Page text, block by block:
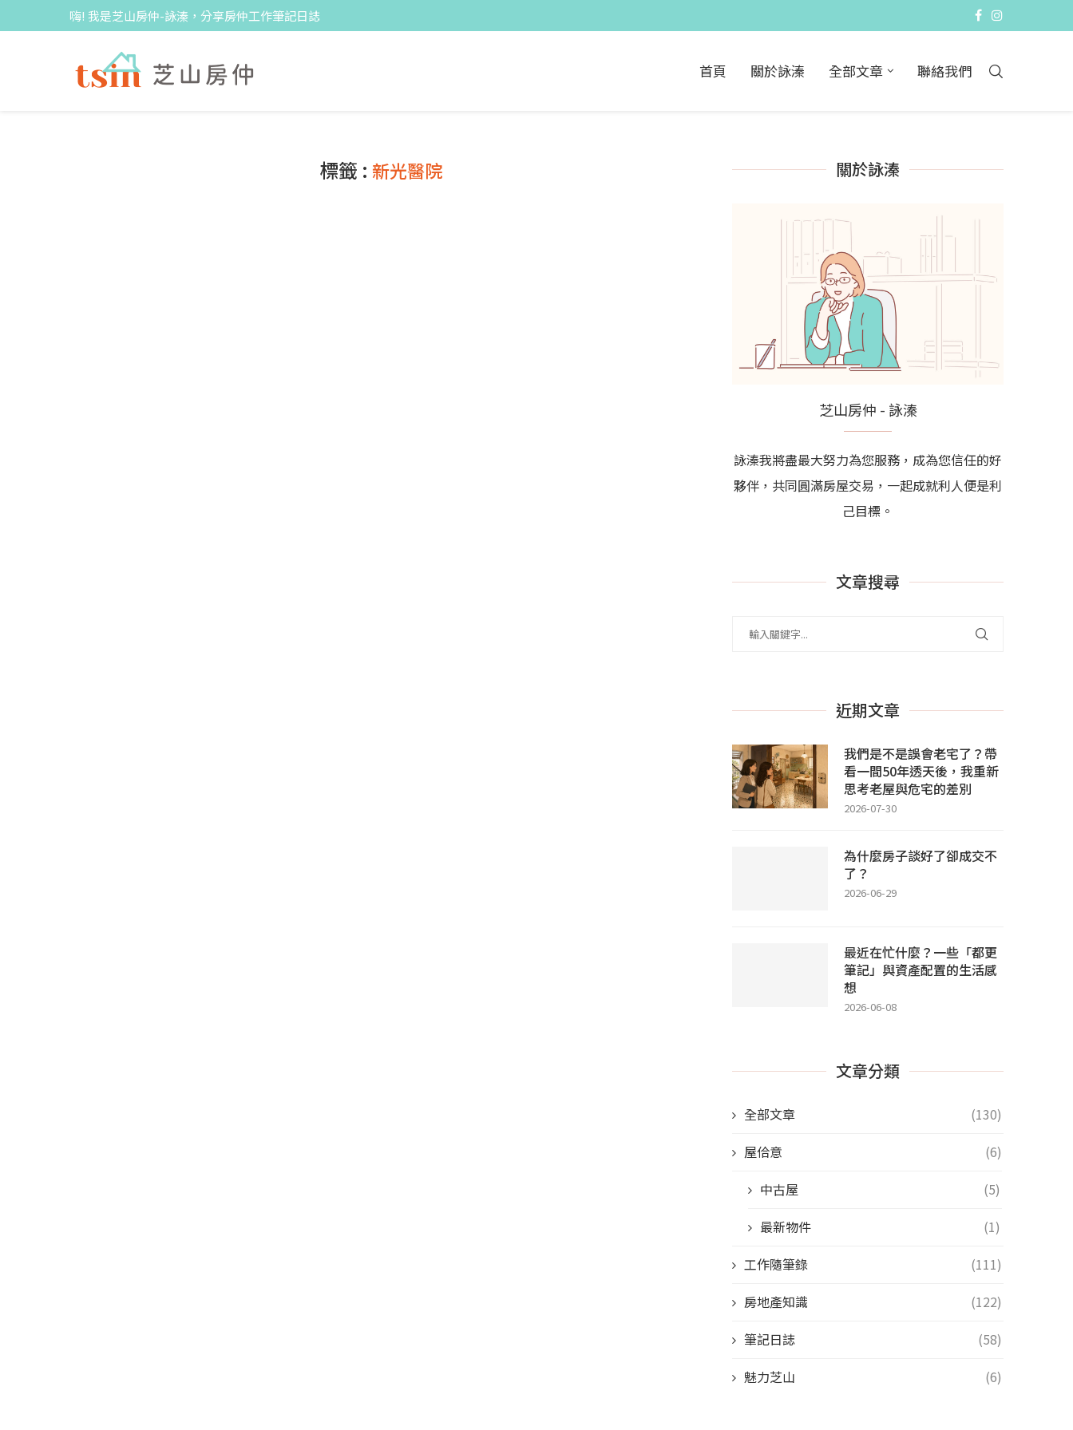
嗨! 我是芝山房仲-詠溱，分享房仲工作筆記日誌
首頁 關於詠溱 全部文章 聯絡我們
標籤 : 新光醫院 關於詠溱
芝山房仲 - 詠溱
詠溱我將盡最大努力為您服務，成為您信任的好
夥伴，共同圓滿房屋交易，一起成就利人便是利
己目標。
文章搜尋
近期文章
我們是不是誤會老宅了？帶
看一間50年透天後，我重新
思考老屋與危宅的差別
2026-07-30
為什麼房子談好了卻成交不
了？
2026-06-29
最近在忙什麼？一些「都更
筆記」與資產配置的生活感
想
2026-06-08
文章分類
全部文章
(130)
屋佮意
(6)
中古屋
(5)
最新物件
(1)
工作隨筆錄
(111)
房地產知識
(122)
筆記日誌
(58)
魅力芝山
(6)